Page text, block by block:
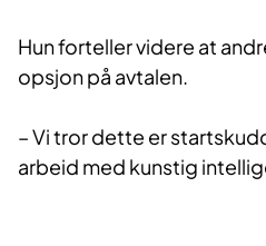
Hun forteller videre at
opsjon på avtalen.
– Vi tror dette er
arbeid med kunstig